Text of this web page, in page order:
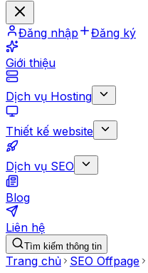
Đăng nhập Đăng ký
Giới thiệu
Dịch vụ Hosting
Thiết kế website
Dịch vụ SEO
Blog
Liên hệ
Tìm kiếm thông tin
Trang chủ SEO Offpage